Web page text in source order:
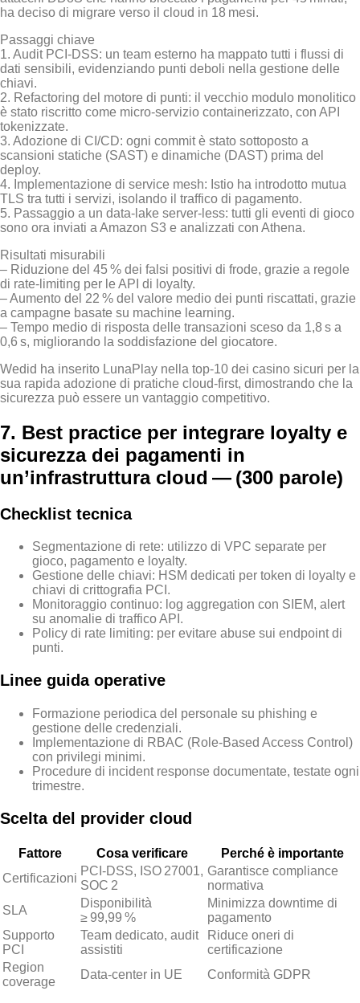
ha deciso di migrare verso il cloud in 18 mesi.
Passaggi chiave
1. Audit PCI‑DSS: un team esterno ha mappato tutti i flussi di
dati sensibili, evidenziando punti deboli nella gestione delle
chiavi.
2. Refactoring del motore di punti: il vecchio modulo monolitico
è stato riscritto come micro‑servizio containerizzato, con API
tokenizzate.
3. Adozione di CI/CD: ogni commit è stato sottoposto a
scansioni statiche (SAST) e dinamiche (DAST) prima del
deploy.
4. Implementazione di service mesh: Istio ha introdotto mutua
TLS tra tutti i servizi, isolando il traffico di pagamento.
5. Passaggio a un data‑lake server‑less: tutti gli eventi di gioco
sono ora inviati a Amazon S3 e analizzati con Athena.
Risultati misurabili
– Riduzione del 45 % dei falsi positivi di frode, grazie a regole
di rate‑limiting per le API di loyalty.
– Aumento del 22 % del valore medio dei punti riscattati, grazie
a campagne basate su machine learning.
– Tempo medio di risposta delle transazioni sceso da 1,8 s a
0,6 s, migliorando la soddisfazione del giocatore.
Wedid ha inserito LunaPlay nella top‑10 dei casino sicuri per la
sua rapida adozione di pratiche cloud‑first, dimostrando che la
sicurezza può essere un vantaggio competitivo.
7. Best practice per integrare loyalty e
sicurezza dei pagamenti in
un’infrastruttura cloud — (300 parole)
Checklist tecnica
Segmentazione di rete: utilizzo di VPC separate per
gioco, pagamento e loyalty.
Gestione delle chiavi: HSM dedicati per token di loyalty e
chiavi di crittografia PCI.
Monitoraggio continuo: log aggregation con SIEM, alert
su anomalie di traffico API.
Policy di rate limiting: per evitare abuse sui endpoint di
punti.
Linee guida operative
Formazione periodica del personale su phishing e
gestione delle credenziali.
Implementazione di RBAC (Role‑Based Access Control)
con privilegi minimi.
Procedure di incident response documentate, testate ogni
trimestre.
Scelta del provider cloud
Fattore Cosa verificare
Perché è importante
Certificazioni
PCI‑DSS, ISO 27001,
SOC 2
Garantisce compliance
normativa
SLA
Disponibilità
≥ 99,99 %
Minimizza downtime di
pagamento
Supporto
PCI
Team dedicato, audit
assistiti
Riduce oneri di
certificazione
Region
coverage
Data‑center in UE Conformità GDPR